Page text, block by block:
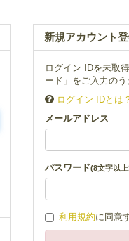
新規アカウント
ログイン IDを未取
ード」をご入力の
ログイン IDとは
メールアドレス
パスワード(8文字以
利用規約に同意